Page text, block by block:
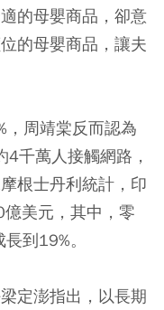
的母嬰商品，卻意
的母嬰商品，讓夫
周靖棠反而認為
千萬人接觸網路，
根士丹利統計，印
美元，其中，零
到19%。
定澎指出，以長期